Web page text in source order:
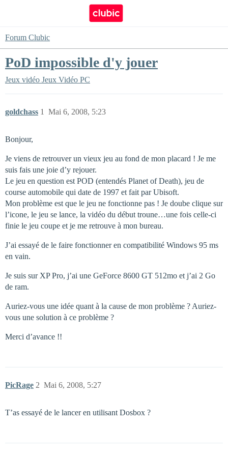
Forum Clubic
PoD impossible d'y jouer
Jeux vidéo Jeux Vidéo PC
goldchass Mai 6, 2008, 5:23
1
Bonjour,
Je viens de retrouver un vieux jeu au fond de mon placard ! Je me
suis fais une joie d’y rejouer.
Le jeu en question est POD (entendés Planet of Death), jeu de
course automobile qui date de 1997 et fait par Ubisoft.
Mon problème est que le jeu ne fonctionne pas ! Je doube clique sur
l’icone, le jeu se lance, la vidéo du début troune…une fois celle-ci
finie le jeu coupe et je me retrouve à mon bureau.
J’ai essayé de le faire fonctionner en compatibilité Windows 95 ms
en vain.
Je suis sur XP Pro, j’ai une GeForce 8600 GT 512mo et j’ai 2 Go
de ram.
Auriez-vous une idée quant à la cause de mon problème ? Auriez-
vous une solution à ce problème ?
Merci d’avance !!
PicRage Mai 6, 2008, 5:27
2
T’as essayé de le lancer en utilisant Dosbox ?